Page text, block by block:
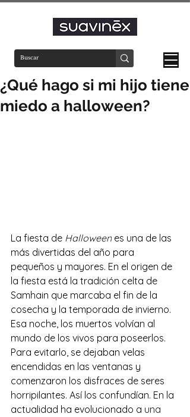
¿Qué hago si mi hijo tiene
miedo a halloween?
La fiesta de Halloween es una de las
más divertidas del año para
pequeños y mayores. En el origen de
la fiesta está la tradición celta de
Samhain que marcaba el fin de la
cosecha y la temporada de invierno.
Esa noche, los muertos volvían al
mundo de los vivos para poseerlos.
Para evitarlo, se dejaban velas
encendidas en las ventanas y
comenzaron los disfraces de seres
horripilantes. Así los confundían. En la
actualidad ha evolucionado a una